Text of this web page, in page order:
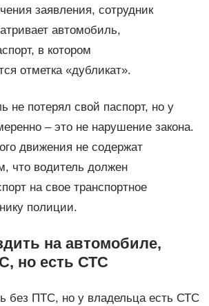
заявления, сотрудник
автомобиль,
в котором
отметка «дубликат».
не потерял свой паспорт, но у
– это не нарушение закона.
движения не содержат
что водитель должен
на свое транспортное
полиции.
на автомобиле,
но есть СТС
без ПТС, но у владельца есть СТС